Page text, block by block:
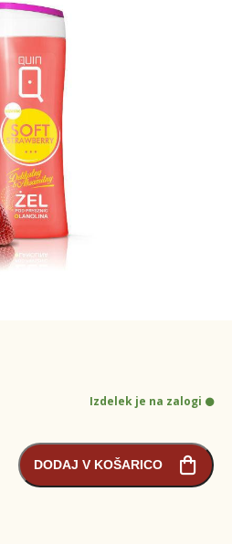
Izdelek je na zalogi
DODAJ V KOŠARICO